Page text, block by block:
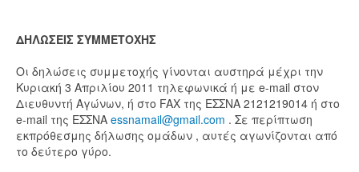
ΔΗΛΩΣΕΙΣ ΣΥΜΜΕΤΟΧΗΣ
Οι δηλώσεις συμμετοχής γίνονται αυστηρά μέχρι την
Κυριακή 3 Απριλίου 2011 τηλεφωνικά ή με e-mail στον
Διευθυντή Αγώνων, ή στο FAX της ΕΣΣΝΑ 2121219014 ή στο
e-mail της ΕΣΣΝΑ essnamail@gmail.com . Σε περίπτωση
εκπρόθεσμης δήλωσης ομάδων , αυτές αγωνίζονται από
το δεύτερο γύρο.